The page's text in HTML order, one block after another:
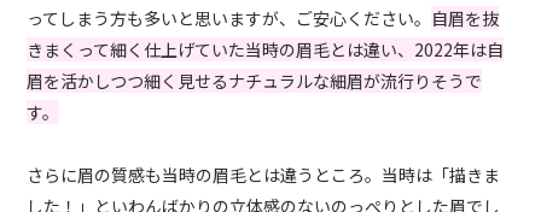
ってしまう方も多いと思いますが、ご安心ください。 自眉を抜
きまくって細く仕上げていた当時の眉毛とは違い、2022年は自
眉を活かしつつ細く見せるナチュラルな細眉が流行りそうで
す。
さらに眉の質感も当時の眉毛とは違うところ。当時は「描きま
した！」といわんばかりの立体感のないのっぺりとした眉でし